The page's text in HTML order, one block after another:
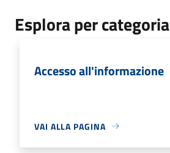
Esplora per categoria
Accesso all'informazione
VAI ALLA PAGINA